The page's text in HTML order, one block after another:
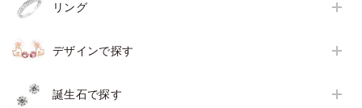
リング
デザインで探す
誕生石で探す